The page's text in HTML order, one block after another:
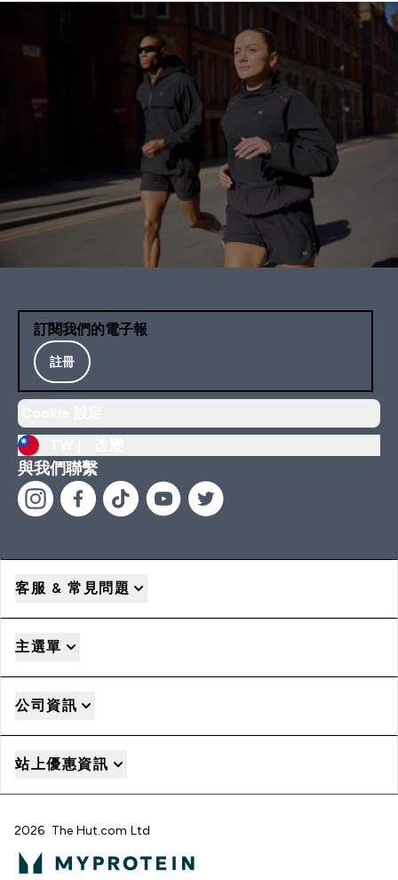
訂閱我們的電子報
註冊
與我們聯繫
客服 & 常見問題
主選單
公司資訊
站上優惠資訊
2026 The Hut.com Ltd